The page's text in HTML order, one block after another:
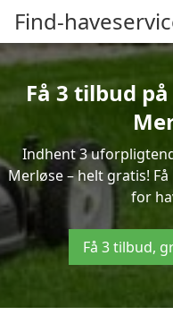
Find-
Få 3 tilbud
Indhent 3
Merløse – helt gratis!
for
Få 3 tilbud,